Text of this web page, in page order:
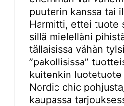
puuterin kanssa tai
Harmitti, ettei tuote
sillä mielelläni
tällaisissa vähän
”pakollisissa”
kuitenkin luotetuote
Nordic chic
kaupassa